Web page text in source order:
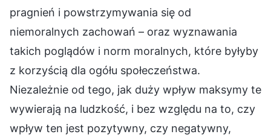
pragnień i powstrzymywania się od
niemoralnych zachowań – oraz wyznawania
takich poglądów i norm moralnych, które byłyby
z korzyścią dla ogółu społeczeństwa.
Niezależnie od tego, jak duży wpływ maksymy te
wywierają na ludzkość, i bez względu na to, czy
wpływ ten jest pozytywny, czy negatywny,